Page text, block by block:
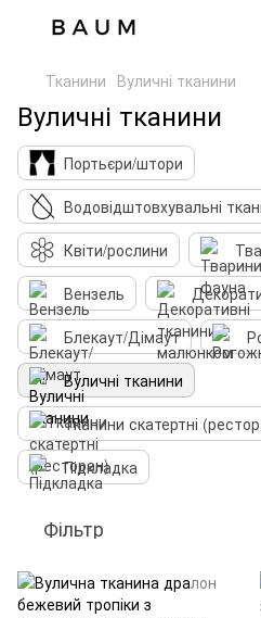
Тканини Вуличні тканини
Вуличні тканини
Портьєри/штори
Водовідштовхувальні
Квіти/рослини
Вензель
Блекаут/Дімаут
Вуличні тканини
Тканини скатертні
Підкладка
Фільтр